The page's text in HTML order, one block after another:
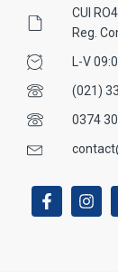
CUI
Reg.
L-V
(021)
0374